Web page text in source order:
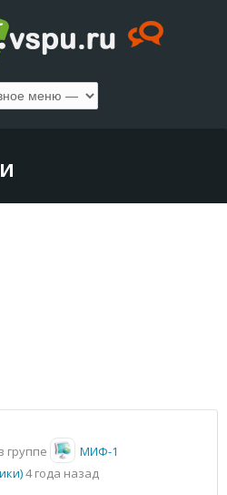
группе
МИФ-1
4 года назад